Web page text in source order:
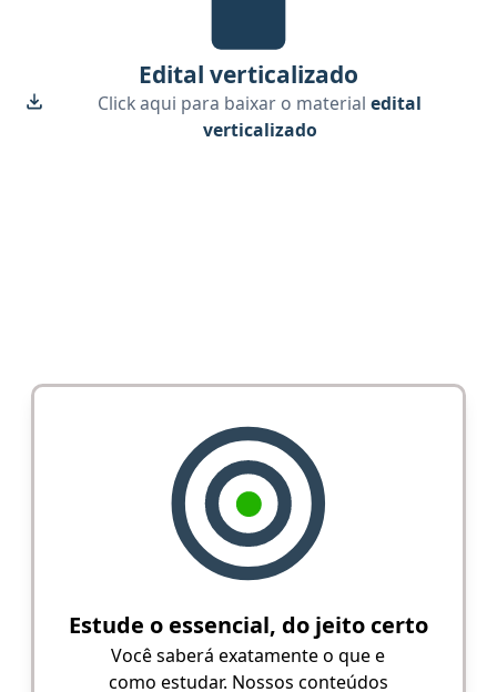
Edital verticalizado
Click aqui para baixar o materialedital
verticalizado
Estude o essencial, do jeito certo
Você saberá exatamente o que e
como estudar. Nossos conteúdos